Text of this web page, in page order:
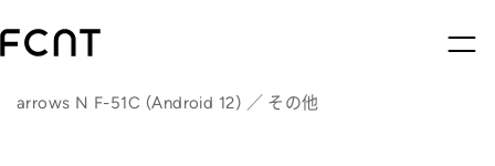
arrows N F-51C (Android 12) ／ その他